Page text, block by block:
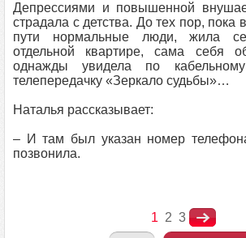
Депрессиями и повышенной
страдала с детства. До тех пор, пока
пути нормальные люди, жила
отдельной квартире, сама себя
однажды увидела по
телепередачку «Зеркало судьбы»…
Наталья рассказывает:
– И там был указан номер
позвонила.
1 2 3